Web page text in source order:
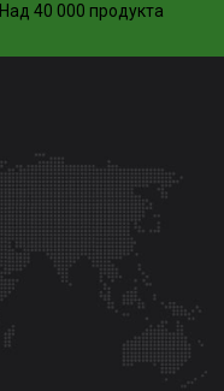
Над 40 000 продукта